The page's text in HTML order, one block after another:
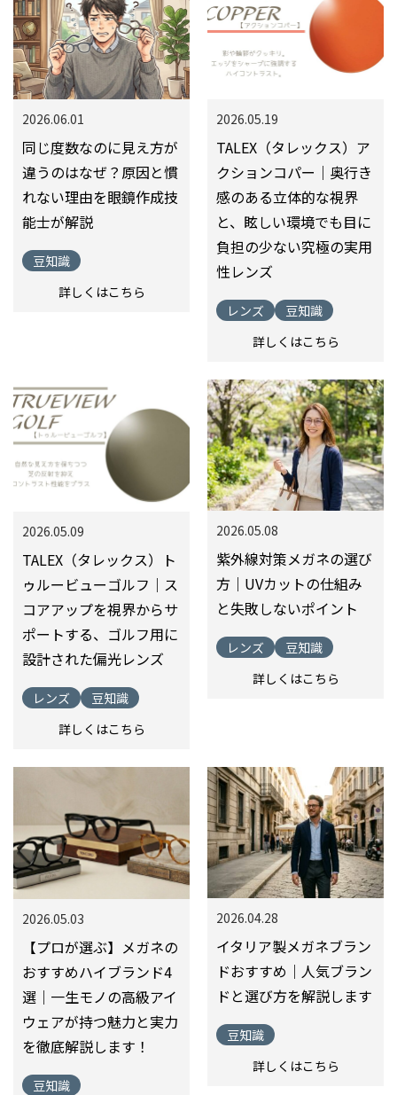
2026.06.01
同じ度数なのに見え方が
違うのはなぜ？原因と慣
れない理由を眼鏡作成技
能士が解説
豆知識
詳しくはこちら
2026.05.19
TALEX（タレックス）ア
クションコパー｜奥行き
感のある立体的な視界
と、眩しい環境でも目に
負担の少ない究極の実用
性レンズ
レンズ
豆知識
詳しくはこちら
2026.05.09
TALEX（タレックス）ト
ゥルービューゴルフ｜ス
コアアップを視界からサ
ポートする、ゴルフ用に
設計された偏光レンズ
レンズ
豆知識
詳しくはこちら
2026.05.08
紫外線対策メガネの選び
方｜UVカットの仕組み
と失敗しないポイント
レンズ
豆知識
詳しくはこちら
2026.05.03
【プロが選ぶ】メガネの
おすすめハイブランド4
選｜一生モノの高級アイ
ウェアが持つ魅力と実力
を徹底解説します！
豆知識
2026.04.28
イタリア製メガネブラン
ドおすすめ｜人気ブラン
ドと選び方を解説します
豆知識
詳しくはこちら